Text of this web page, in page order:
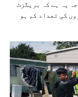
یہ ہے کہ بریگزٹ
کی تعداد کم ہو